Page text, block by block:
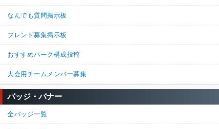
なんでも質問掲示板
フレンド募集掲示板
おすすめパーク構成投稿
大会用チームメンバー募集
バッジ・バナー
全バッジ一覧